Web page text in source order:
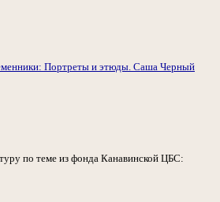
Портреты и этюды. Саша Черный
по теме из фонда Канавинской ЦБС: